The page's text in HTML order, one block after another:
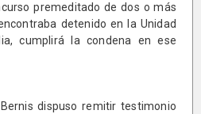
premeditado de dos o más
detenido en la Unidad
cumplirá la condena en ese
dispuso remitir testimonio